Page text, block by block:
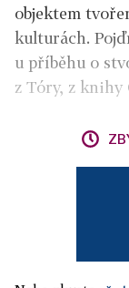
objektem
kulturách.
u příběhu o
z Tóry, z knihy